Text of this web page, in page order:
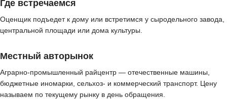
Где встречаемся
Оценщик подъедет к дому или встретимся у сыродельного завода,
центральной площади или дома культуры.
Местный авторынок
Аграрно-промышленный райцентр — отечественные машины,
бюджетные иномарки, сельхоз- и коммерческий транспорт. Цену
называем по текущему рынку в день обращения.